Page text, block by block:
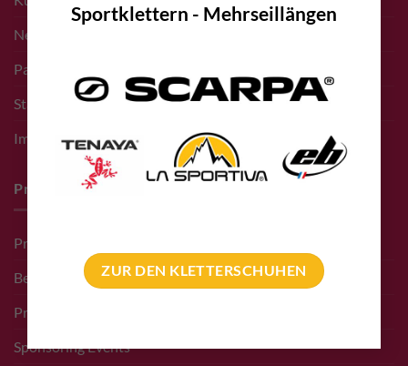
Sportklettern - Mehrseillängen
ZUR DEN KLETTERSCHUHEN
Newsletter Anmeldung
Partner bolting.eu
Standort – Adresse
Impressum
Pro Deals & Sponsoring
Pro Deal für Erschließer
Bergführer Pro Deal
Pro Deal Höhlenkunde Vereine
Sponsoring Events